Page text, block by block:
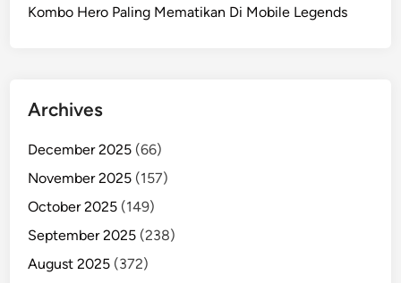
Kombo Hero Paling Mematikan Di Mobile Legends
Archives
December 2025 (66)
November 2025 (157)
October 2025 (149)
September 2025 (238)
August 2025 (372)